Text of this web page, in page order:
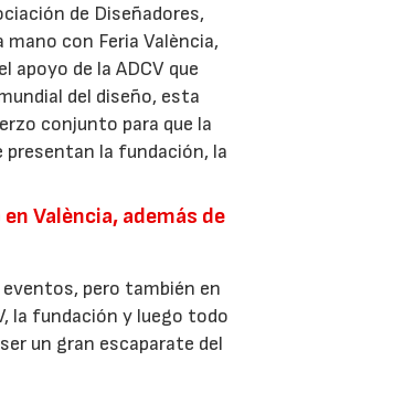
de Diseñadores,
con Feria València,
apoyo de la ADCV que
del diseño, esta
conjunto para que la
presentan la fundación, la
València, además de
pero también en
la fundación y luego todo
un gran escaparate del